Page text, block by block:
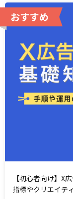
【初心者向け】X
指標やクリエイテ